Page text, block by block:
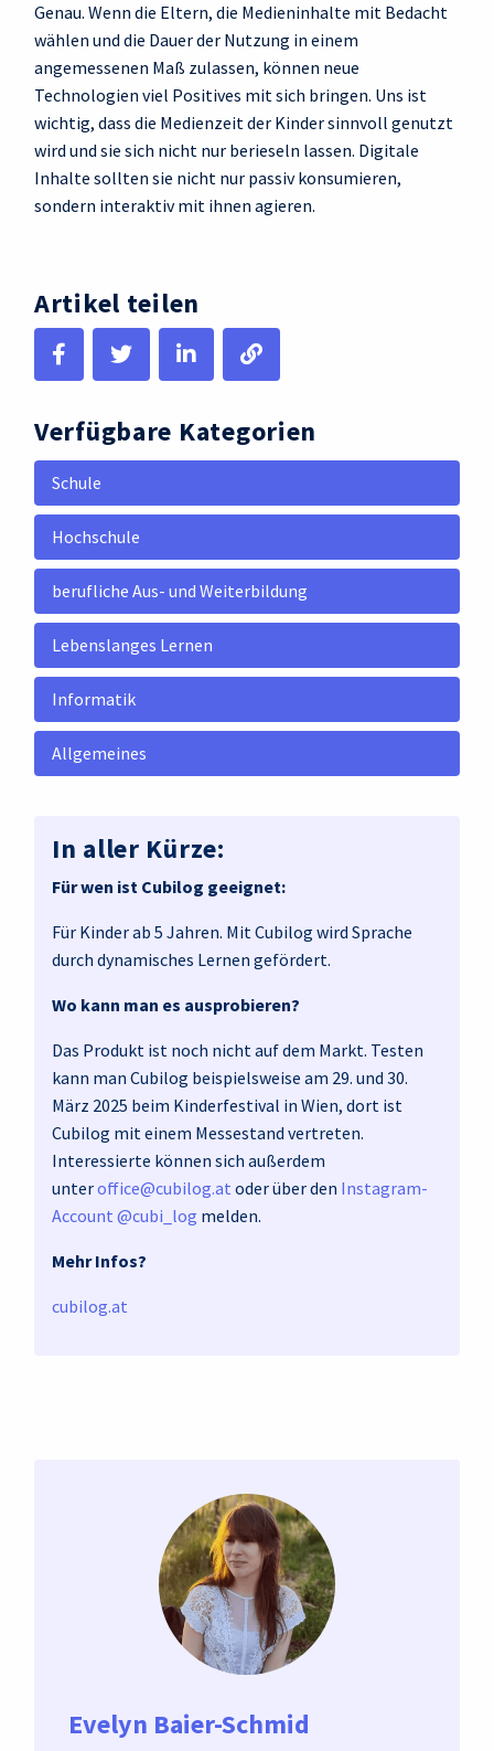
Genau. Wenn die Eltern, die Medieninhalte mit Bedacht
wählen und die Dauer der Nutzung in einem
angemessenen Maß zulassen, können neue
Technologien viel Positives mit sich bringen. Uns ist
wichtig, dass die Medienzeit der Kinder sinnvoll genutzt
wird und sie sich nicht nur berieseln lassen. Digitale
Inhalte sollten sie nicht nur passiv konsumieren,
sondern interaktiv mit ihnen agieren.
Artikel teilen
Verfügbare Kategorien
Schule
Hochschule
berufliche Aus- und Weiterbildung
Lebenslanges Lernen
Informatik
Allgemeines
In aller Kürze:
Für wen ist Cubilog geeignet:
Für Kinder ab 5 Jahren. Mit Cubilog wird Sprache
durch dynamisches Lernen gefördert.
Wo kann man es ausprobieren?
Das Produkt ist noch nicht auf dem Markt. Testen
kann man Cubilog beispielsweise am 29. und 30.
März 2025 beim Kinderfestival in Wien, dort ist
Cubilog mit einem Messestand vertreten.
Interessierte können sich außerdem
unteroffice@cubilog.at oder über den Instagram-
Account @cubi_log melden.
Mehr Infos?
cubilog.at
Evelyn Baier-Schmid